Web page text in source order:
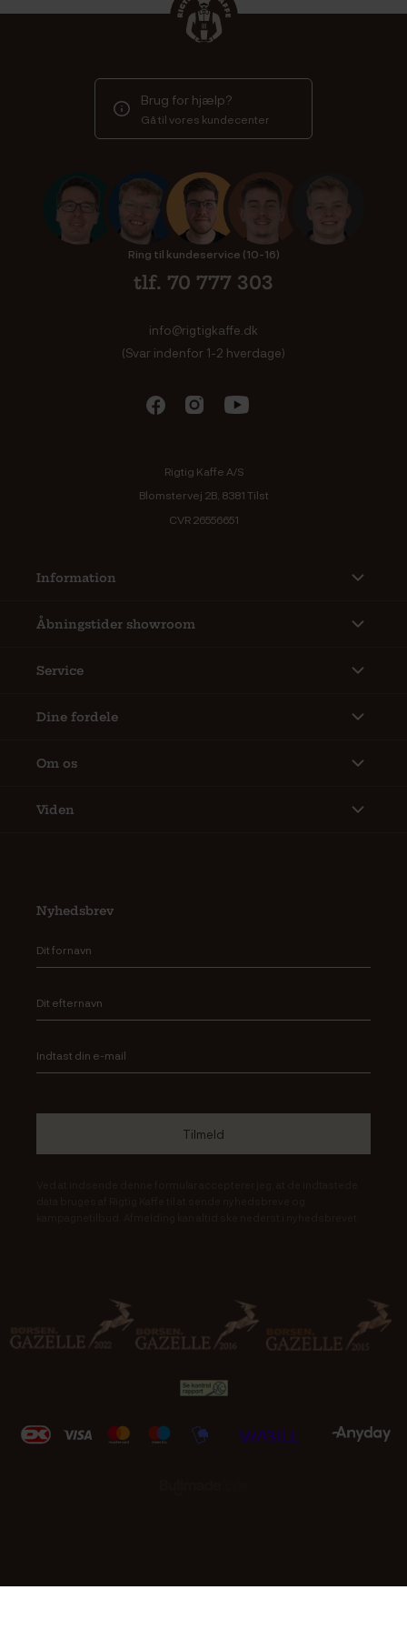
Brug for hjælp?
Gå til vores kundecenter
Ring til kundeservice (10-16)
tlf. 70 777 303
info@rigtigkaffe.dk
(Svar indenfor 1-2 hverdage)
Rigtig Kaffe A/S
Blomstervej 2B, 8381 Tilst
CVR 26556651
Information
Åbningstider showroom
Service
Dine fordele
Om os
Viden
Nyhedsbrev